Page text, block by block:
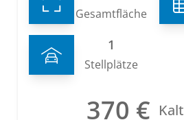
Gesamtfläche
1
Stellplätze
370 €